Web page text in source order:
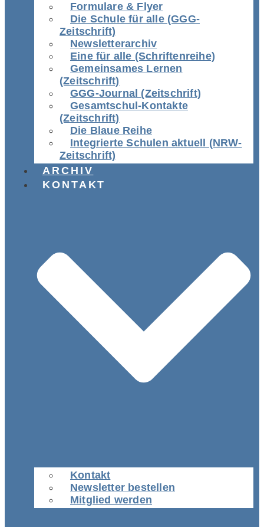
Formulare & Flyer
Die Schule für alle (GGG-
Zeitschrift)
Newsletterarchiv
Eine für alle (Schriftenreihe)
Gemeinsames Lernen
(Zeitschrift)
GGG-Journal (Zeitschrift)
Gesamtschul-Kontakte
(Zeitschrift)
Die Blaue Reihe
Integrierte Schulen aktuell (NRW-
Zeitschrift)
ARCHIV
KONTAKT
Kontakt
Newsletter bestellen
Mitglied werden